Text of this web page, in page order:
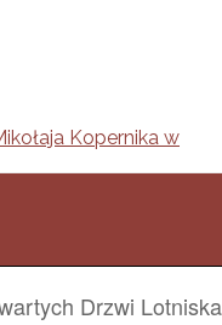
Kopernika w
Drzwi